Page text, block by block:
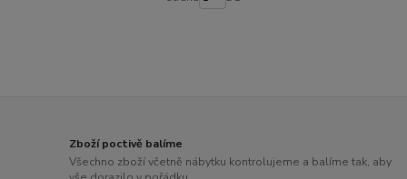
Zboží poctivě balíme
Všechno zboží včetně nábytku kontrolujeme a balíme tak, aby